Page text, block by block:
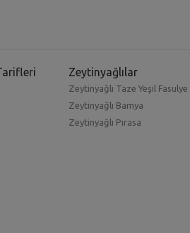
mevsiminde tüketilmelidir.
anlatımı açıklayıcı birçok
hazır olanı olgunlaşmış
kullanabilirsiniz.
de çok yapılmaktadır. Parlak,
ve içeriğinde yer alan besin
Patlıcan ile yapılan
Zeytinyağlılar
Zeytinyağlı Taze Yeşil Fasulye
Zeytinyağlı Bamya
Zeytinyağlı Pırasa